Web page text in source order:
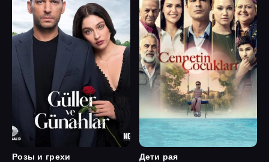
Розы и грехи Дети рая